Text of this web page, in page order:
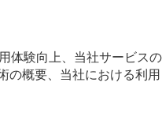
体験向上、当社サービス
概要、当社における利